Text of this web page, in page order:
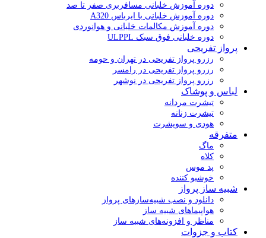
دوره آموزش خلبانی مسافربری صفر تا صد
دوره آموزش خلبانی با ایرباس A320
دوره آموزش مکالمات خلبانی و هوانوردی
دوره خلبانی فوق سبک ULPPL
پرواز تفریحی
رزرو پرواز تفریحی در تهران و حومه
رزرو پرواز تفریحی در رامسر
رزرو پرواز تفریحی در نوشهر
لباس و پوشاک
تیشرت مردانه
تیشرت زنانه
هودی و سویشرت
متفرقه
ماگ
کلاه
پد موس
خوشبو کننده
شبیه ساز پرواز
دانلود و نصب شبیه‌سازهای پرواز
هواپیماهای شبیه ساز
مناظر و افزونه‌های شبیه ساز
کتاب و جزوات